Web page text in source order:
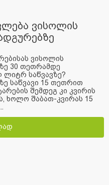
ვისოლის
ვისოლის
30 თეთრამდე
საწვავზე?
საწვავი 15 თეთრით
შემდეგ კი კვირის
ხოლო შაბათ-კვირას 15